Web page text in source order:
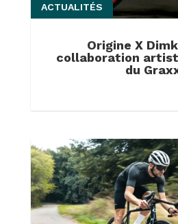
Origine X
collaboration
du
ACTUALITÉS